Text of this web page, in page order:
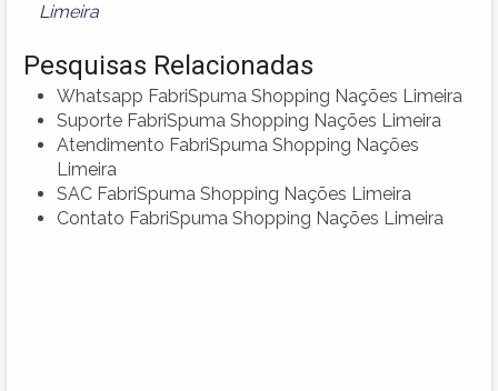
Limeira
Pesquisas Relacionadas
Whatsapp FabriSpuma Shopping Nações Limeira
Suporte FabriSpuma Shopping Nações Limeira
Atendimento FabriSpuma Shopping Nações
Limeira
SAC FabriSpuma Shopping Nações Limeira
Contato FabriSpuma Shopping Nações Limeira